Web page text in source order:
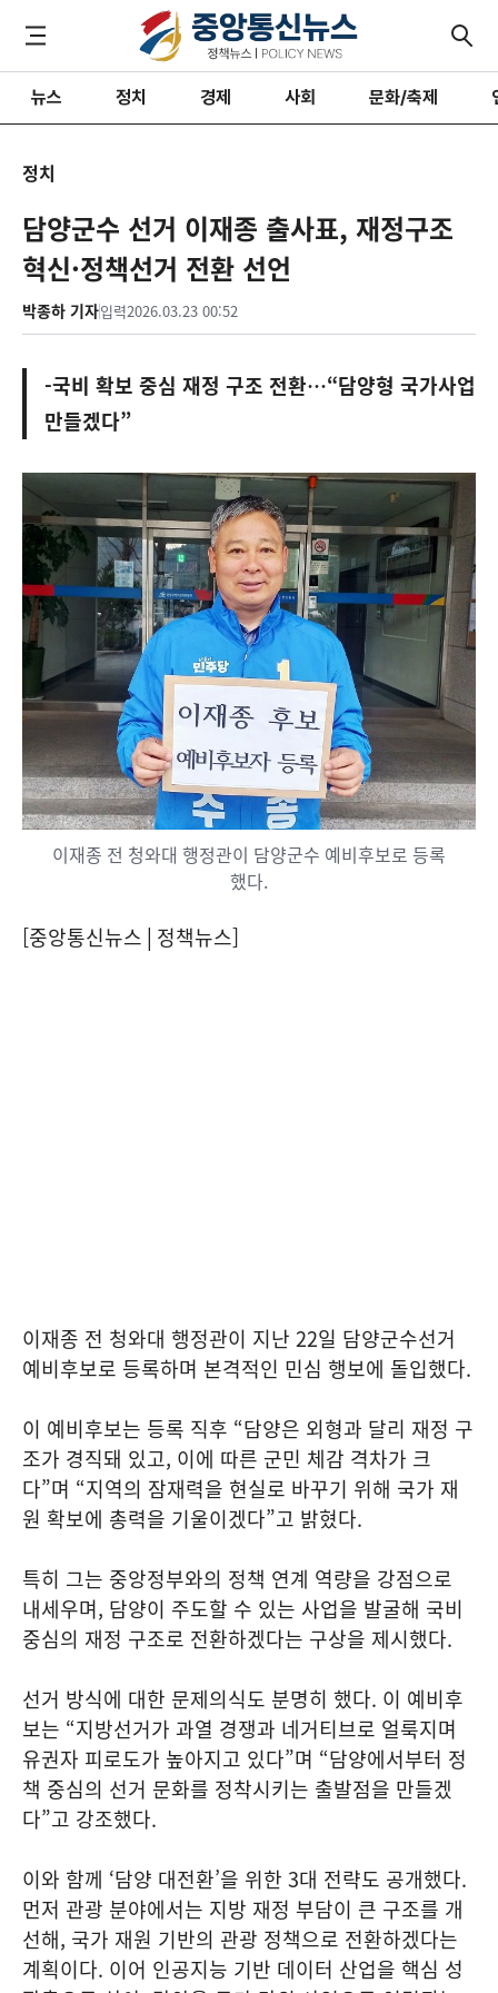
뉴스 정치 경제 사회 문화/축제
정치
담양군수 선거 이재종 출사표, 재정구조
혁신·정책선거 전환 선언
박종하 기자입력2026.03.23 00:52
-국비 확보 중심 재정 구조 전환…“담양형 국가사업
만들겠다”
이재종 전 청와대 행정관이 담양군수 예비후보로 등록
했다.
[중앙통신뉴스│정책뉴스]
이재종 전 청와대 행정관이 지난 22일 담양군수선거
예비후보로 등록하며 본격적인 민심 행보에 돌입했다.
이 예비후보는 등록 직후 “담양은 외형과 달리 재정 구
조가 경직돼 있고, 이에 따른 군민 체감 격차가 크
다”며 “지역의 잠재력을 현실로 바꾸기 위해 국가 재
원 확보에 총력을 기울이겠다”고 밝혔다.
특히 그는 중앙정부와의 정책 연계 역량을 강점으로
내세우며, 담양이 주도할 수 있는 사업을 발굴해 국비
중심의 재정 구조로 전환하겠다는 구상을 제시했다.
선거 방식에 대한 문제의식도 분명히 했다. 이 예비후
보는 “지방선거가 과열 경쟁과 네거티브로 얼룩지며
유권자 피로도가 높아지고 있다”며 “담양에서부터 정
책 중심의 선거 문화를 정착시키는 출발점을 만들겠
다”고 강조했다.
이와 함께 ‘담양 대전환’을 위한 3대 전략도 공개했다.
먼저 관광 분야에서는 지방 재정 부담이 큰 구조를 개
선해, 국가 재원 기반의 관광 정책으로 전환하겠다는
계획이다. 이어 인공지능 기반 데이터 산업을 핵심 성